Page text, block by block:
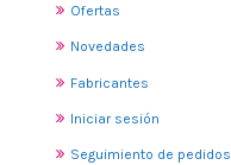
Ofertas
Novedades
Fabricantes
Iniciar sesión
Seguimiento de pedidos